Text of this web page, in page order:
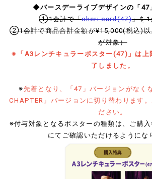
◆バースデーライブデザインの「47
①1会計で「cheri card(47)」を1
②1会計で商品合計金額が¥15,000(税込)以
が対象）
※「A3レンチキュラーポスター(47)」は上
了しました。
※先着となり、「47」バージョンがなく
CHAPTER」バージョンに切り替わります
ださい。
※付与対象となるポスターの種類は、ご購
にてご確認いただけるようにな